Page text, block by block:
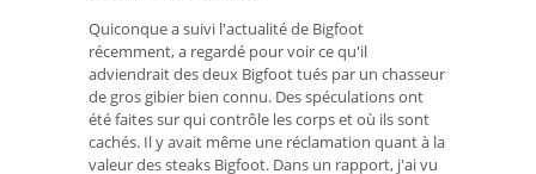
Quiconque a suivi l'actualité de Bigfoot
récemment, a regardé pour voir ce qu'il
adviendrait des deux Bigfoot tués par un chasseur
de gros gibier bien connu. Des spéculations ont
été faites sur qui contrôle les corps et où ils sont
cachés. Il y avait même une réclamation quant à la
valeur des steaks Bigfoot. Dans un rapport, j'ai vu